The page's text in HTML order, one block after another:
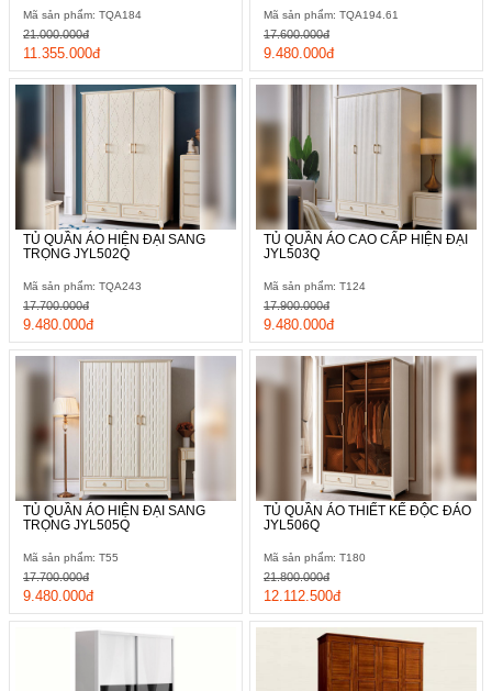
Mã sản phẩm: TQA184
11.355.000đ
21.000.000đ
Mã sản phẩm: TQA194.61
9.480.000đ
17.600.000đ
TỦ QUẦN ÁO HIỆN ĐẠI SANG
TRỌNG JYL502Q
Mã sản phẩm: TQA243
9.480.000đ
17.700.000đ
TỦ QUẦN ÁO CAO CẤP HIỆN ĐẠI
JYL503Q
Mã sản phẩm: T124
9.480.000đ
17.900.000đ
TỦ QUẦN ÁO HIỆN ĐẠI SANG
TRỌNG JYL505Q
Mã sản phẩm: T55
9.480.000đ
17.700.000đ
TỦ QUẦN ÁO THIẾT KẾ ĐỘC ĐÁO
JYL506Q
Mã sản phẩm: T180
12.112.500đ
21.800.000đ